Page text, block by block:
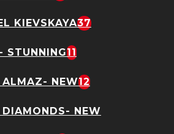
KIEVSKAYA37
STUNNING11
ALMAZ- NEW12
DIAMONDS- NEW